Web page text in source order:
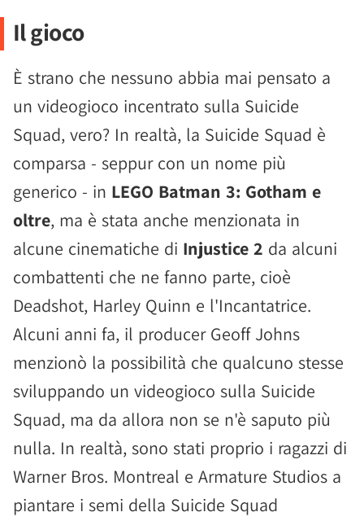
Il gioco
È strano che nessuno abbia mai pensato a
un videogioco incentrato sulla Suicide
Squad, vero? In realtà, la Suicide Squad è
comparsa - seppur con un nome più
generico - in LEGO Batman 3: Gotham e
oltre, ma è stata anche menzionata in
alcune cinematiche di Injustice 2 da alcuni
combattenti che ne fanno parte, cioè
Deadshot, Harley Quinn e l'Incantatrice.
Alcuni anni fa, il producer Geoff Johns
menzionò la possibilità che qualcuno stesse
sviluppando un videogioco sulla Suicide
Squad, ma da allora non se n'è saputo più
nulla. In realtà, sono stati proprio i ragazzi di
Warner Bros. Montreal e Armature Studios a
piantare i semi della Suicide Squad